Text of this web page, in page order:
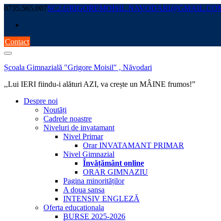
Skip
content
0735.565.007
Contact
Școala Gimnazială "Grigore Moisil" , Năvodari
,,Lui IERI fiindu-i alături AZI, va crește un MÂINE frumos!”
Despre noi
Noutăți
Cadrele noastre
Niveluri de invatamant
Nivel Primar
Orar INVATAMANT PRIMAR
Nivel Gimnazial
Învățământ online
ORAR GIMNAZIU
Pagina minorităților
A doua sansa
INTENSIV ENGLEZĂ
Oferta educationala
BURSE 2025-2026